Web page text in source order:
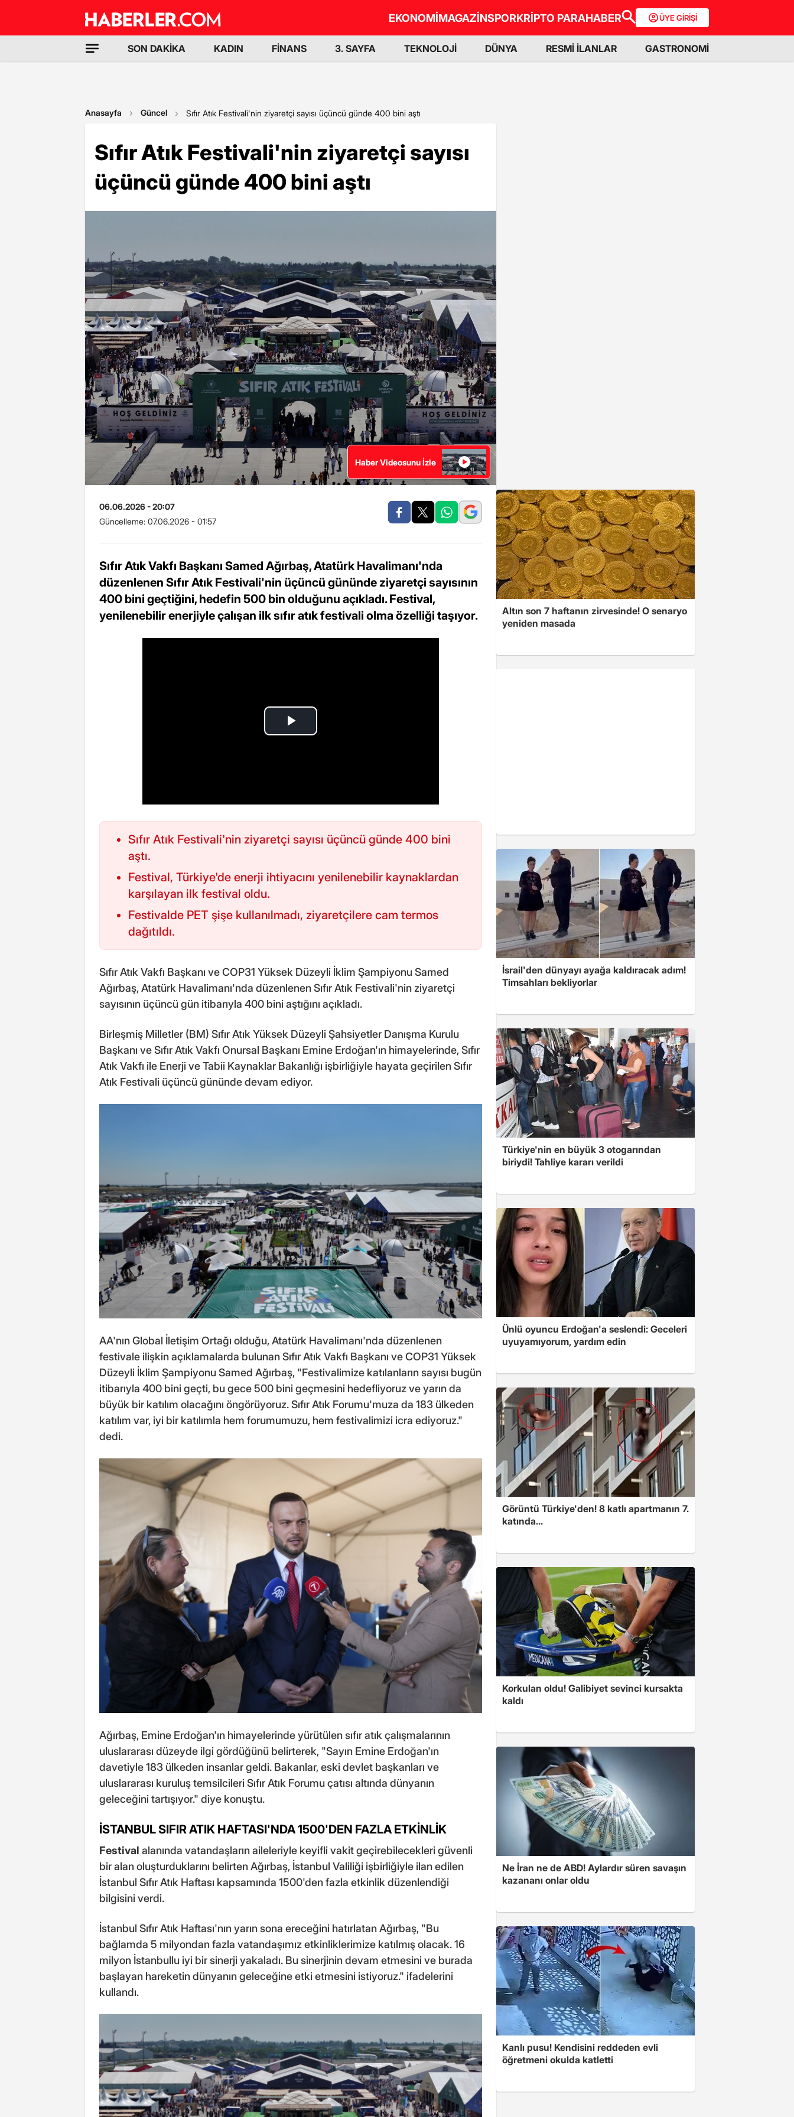
EKONOMİMAGAZİNSPORKRİPTO PARAHABER ÜYE GİRİŞİ
SON DAKİKA KADIN FİNANS 3. SAYFA TEKNOLOJİ DÜNYA RESMİ İLANLAR GASTRONOMİ
Anasayfa Güncel Sıfır Atık Festivali'nin ziyaretçi sayısı üçüncü günde 400 bini aştı
Sıfır Atık Festivali'nin ziyaretçi sayısı
üçüncü günde 400 bini aştı
Haber Videosunu İzle
06.06.2026 - 20:07
Güncelleme: 07.06.2026 - 01:57
Sıfır Atık Vakfı Başkanı Samed Ağırbaş, Atatürk Havalimanı'nda
düzenlenen Sıfır Atık Festivali'nin üçüncü gününde ziyaretçi sayısının
400 bini geçtiğini, hedefin 500 bin olduğunu açıkladı. Festival,
yenilenebilir enerjiyle çalışan ilk sıfır atık festivali olma özelliği taşıyor.
Sıfır Atık Festivali'nin ziyaretçi sayısı üçüncü günde 400 bini
aştı.
Festival, Türkiye'de enerji ihtiyacını yenilenebilir kaynaklardan
karşılayan ilk festival oldu.
Festivalde PET şişe kullanılmadı, ziyaretçilere cam termos
dağıtıldı.
Sıfır Atık Vakfı Başkanı ve COP31 Yüksek Düzeyli İklim Şampiyonu Samed
Ağırbaş, Atatürk Havalimanı'nda düzenlenen Sıfır Atık Festivali'nin ziyaretçi
sayısının üçüncü gün itibarıyla 400 bini aştığını açıkladı.
Birleşmiş Milletler (BM) Sıfır Atık Yüksek Düzeyli Şahsiyetler Danışma Kurulu
Başkanı ve Sıfır Atık Vakfı Onursal Başkanı Emine Erdoğan'ın himayelerinde, Sıfır
Atık Vakfı ile Enerji ve Tabii Kaynaklar Bakanlığı işbirliğiyle hayata geçirilen Sıfır
Atık Festivali üçüncü gününde devam ediyor.
AA'nın Global İletişim Ortağı olduğu, Atatürk Havalimanı'nda düzenlenen
festivale ilişkin açıklamalarda bulunan Sıfır Atık Vakfı Başkanı ve COP31 Yüksek
Düzeyli İklim Şampiyonu Samed Ağırbaş, "Festivalimize katılanların sayısı bugün
itibarıyla 400 bini geçti, bu gece 500 bini geçmesini hedefliyoruz ve yarın da
büyük bir katılım olacağını öngörüyoruz. Sıfır Atık Forumu'muza da 183 ülkeden
katılım var, iyi bir katılımla hem forumumuzu, hem festivalimizi icra ediyoruz."
dedi.
Ağırbaş, Emine Erdoğan'ın himayelerinde yürütülen sıfır atık çalışmalarının
uluslararası düzeyde ilgi gördüğünü belirterek, "Sayın Emine Erdoğan'ın
davetiyle 183 ülkeden insanlar geldi. Bakanlar, eski devlet başkanları ve
uluslararası kuruluş temsilcileri Sıfır Atık Forumu çatısı altında dünyanın
geleceğini tartışıyor." diye konuştu.
İSTANBUL SIFIR ATIK HAFTASI'NDA 1500'DEN FAZLA ETKİNLİK
Festival alanında vatandaşların aileleriyle keyifli vakit geçirebilecekleri güvenli
bir alan oluşturduklarını belirten Ağırbaş, İstanbul Valiliği işbirliğiyle ilan edilen
İstanbul Sıfır Atık Haftası kapsamında 1500'den fazla etkinlik düzenlendiği
bilgisini verdi.
İstanbul Sıfır Atık Haftası'nın yarın sona ereceğini hatırlatan Ağırbaş, "Bu
bağlamda 5 milyondan fazla vatandaşımız etkinliklerimize katılmış olacak. 16
milyon İstanbullu iyi bir sinerji yakaladı. Bu sinerjinin devam etmesini ve burada
başlayan hareketin dünyanın geleceğine etki etmesini istiyoruz." ifadelerini
kullandı.
Altın son 7 haftanın zirvesinde! O senaryo
yeniden masada
İsrail'den dünyayı ayağa kaldıracak adım!
Timsahları bekliyorlar
Türkiye'nin en büyük 3 otogarından
biriydi! Tahliye kararı verildi
Ünlü oyuncu Erdoğan'a seslendi: Geceleri
uyuyamıyorum, yardım edin
Görüntü Türkiye'den! 8 katlı apartmanın 7.
katında...
Korkulan oldu! Galibiyet sevinci kursakta
kaldı
Ne İran ne de ABD! Aylardır süren savaşın
kazananı onlar oldu
Kanlı pusu! Kendisini reddeden evli
öğretmeni okulda katletti